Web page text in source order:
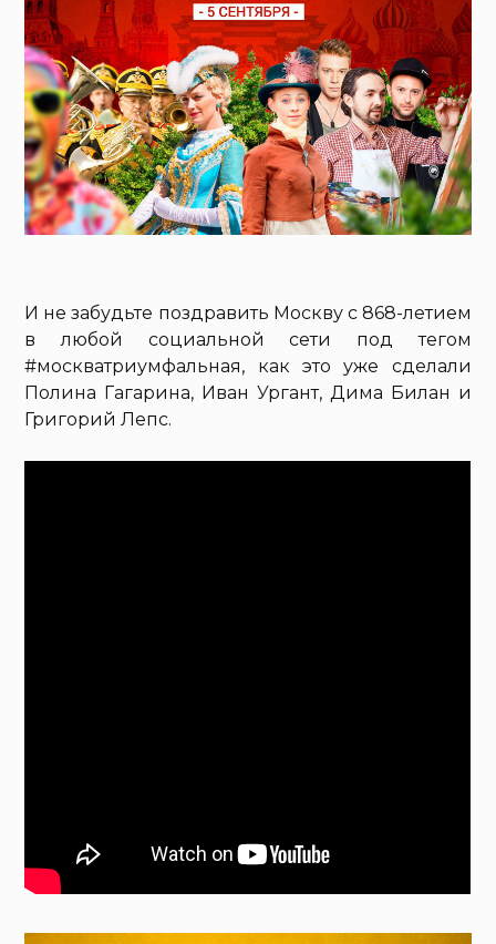
И не забудьте поздравить Москву с 868-летием
в любой социальной сети под тегом
#москватриумфальная, как это уже сделали
Полина Гагарина, Иван Ургант, Дима Билан и
Григорий Лепс.